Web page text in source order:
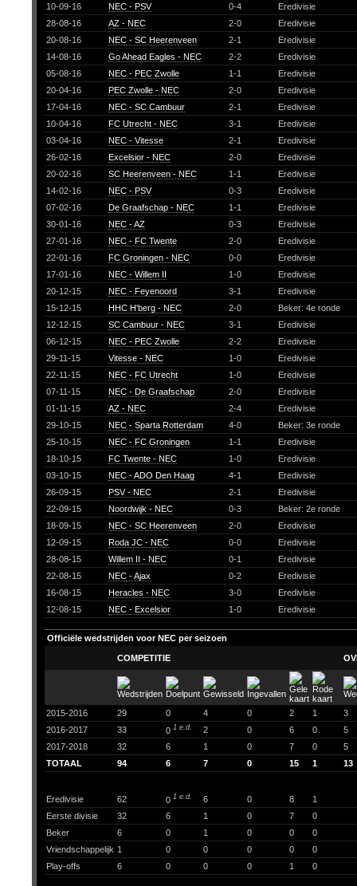
10-09-16
NEC - PSV 0-4
Eredivisie
28-08-16
AZ - NEC 2-0
Eredivisie
20-08-16
NEC - SC Heerenveen 2-1
Eredivisie
14-08-16
Go Ahead Eagles - NEC 2-2
Eredivisie
05-08-16
NEC - PEC Zwolle 1-1
Eredivisie
20-04-16
PEC Zwolle - NEC 2-0
Eredivisie
17-04-16
NEC - SC Cambuur 2-1
Eredivisie
10-04-16
FC Utrecht - NEC 3-1
Eredivisie
03-04-16
NEC - Vitesse 2-1
Eredivisie
26-02-16
Excelsior - NEC 2-0
Eredivisie
20-02-16
SC Heerenveen - NEC 1-1
Eredivisie
14-02-16
NEC - PSV 0-3
Eredivisie
07-02-16
De Graafschap - NEC 1-1
Eredivisie
30-01-16
NEC - AZ 0-3
Eredivisie
27-01-16
NEC - FC Twente 2-0
Eredivisie
22-01-16
FC Groningen - NEC 0-0
Eredivisie
17-01-16
NEC - Willem II 1-0
Eredivisie
20-12-15
NEC - Feyenoord 3-1
Eredivisie
15-12-15
HHC H'berg - NEC 2-0
Beker: 4e ronde
12-12-15
SC Cambuur - NEC 3-1
Eredivisie
06-12-15
NEC - PEC Zwolle 2-2
Eredivisie
29-11-15
Vitesse - NEC 1-0
Eredivisie
22-11-15
NEC - FC Utrecht 1-0
Eredivisie
07-11-15
NEC - De Graafschap 2-0
Eredivisie
01-11-15
AZ - NEC 2-4
Eredivisie
29-10-15
NEC - Sparta Rotterdam 4-0
Beker: 3e ronde
25-10-15
NEC - FC Groningen 1-1
Eredivisie
18-10-15
FC Twente - NEC 1-0
Eredivisie
03-10-15
NEC - ADO Den Haag 4-1
Eredivisie
26-09-15
PSV - NEC 2-1
Eredivisie
22-09-15
Noordwijk - NEC 0-3
Beker: 2e ronde
18-09-15
NEC - SC Heerenveen 2-0
Eredivisie
12-09-15
Roda JC - NEC 0-0
Eredivisie
28-08-15
Willem II - NEC 0-1
Eredivisie
22-08-15
NEC - Ajax 0-2
Eredivisie
16-08-15
Heracles - NEC 3-0
Eredivisie
12-08-15
NEC - Excelsior 1-0 Eredivisie
Officiële wedstrijden voor NEC per seizoen
COMPETITIE
2015-2016 29 0 4 0 2 1
3
2016-2017
33 0 1 e.d. 2 0 6 0
5
2017-2018
32 6 1 0 7 0
5
TOTAAL
94 6 7 0 15 1 13
Eredivisie 62 0 1 e.d. 6 0 8
1
Eerste divisie
32 6 1 0 7
0
Beker
6 0 1 0 0
0
Vriendschappelijk 1 0 0 0 0
0
Play-offs
6 0 0 0 1 0